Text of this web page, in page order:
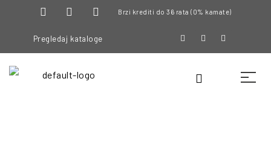
Brzi krediti do 36 rata (0% kamate)
Pregledaj kataloge